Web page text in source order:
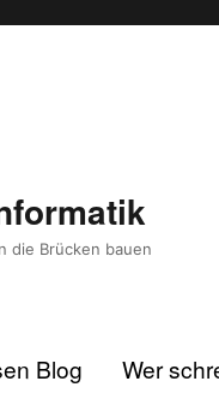
die Brücken bauen
Blog Wer